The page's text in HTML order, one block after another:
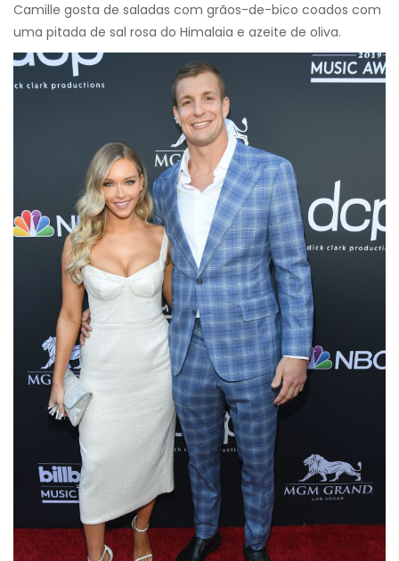
Camille gosta de saladas com grãos-de-bico coados com
uma pitada de sal rosa do Himalaia e azeite de oliva.